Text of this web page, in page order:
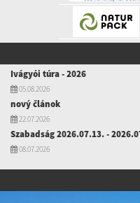
Ivágyói túra - 2026
05.08.2026
nový článok
22.07.2026
Szabadság 2026.07.13. -
08.07.2026